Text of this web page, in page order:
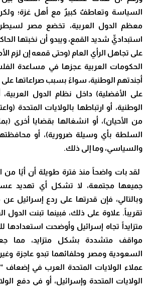
السياسة وتعاطفٌ كبيرٌ مع أهل غزة؛
معظم الدول العربية، تخضع مصر
استبداديٍّ شديد القمع، ويبدو أن نخبتها
على تجاهل الرأي العام (وحتى قمعه إن لزم
الحكومات العربية عجزها في مساعدة
أجندتهم الوطنية، سواءً بسبب صراعاتها على
على الأفضلية) داخل نظام الدول العربية،
الوطنية، أو ارتباطها بالولايات المتحدة
من الأحيان)، أو انشغالها بقضايا أخرى
السلطة بأي وسيلة ضرورية)، أو
والسياسي، وما إلى ذلك.
لقد بات واضحاً منذ فترة طويلة أن أيًا من
جميعها مجتمعة، لا تشكل أي تهديد
وبالتالي، فإن قدرتها على ردع إسرائيل
تقريباً. علاوة على ذلك، فبينما تبنت الدول
متزايداً تجاه إسرائيل وأوضحت استعدادها
مواقف متشددة بشكل متزايد، مما
السعودية ومصر وحلفائهما تبدو عاجزة
عملاء الولايات المتحدة العرب في إضعاف
الولايات المتحدة وإسرائيل، أو في دفع